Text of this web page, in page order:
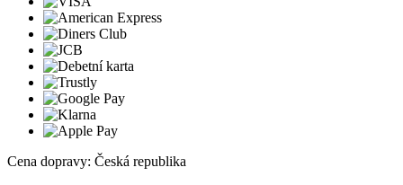
Cena dopravy: Česká republika